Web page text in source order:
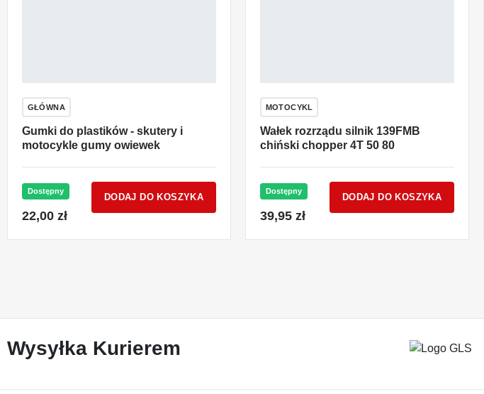
GŁÓWNA
Gumki do plastików - skutery i
motocykle gumy owiewek
Dostępny
22,00 zł
DODAJ DO KOSZYKA
MOTOCYKL
Wałek rozrządu silnik 139FMB
chiński chopper 4T 50 80
Dostępny
39,95 zł
DODAJ DO KOSZYKA
Wysyłka Kurierem